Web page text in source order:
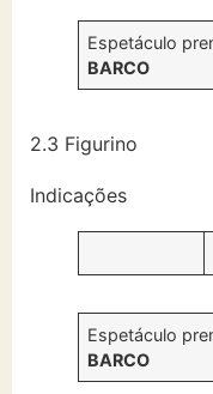
Espetáculo
BARCO
2.3 Figurino
Indicações
Espetáculo
BARCO